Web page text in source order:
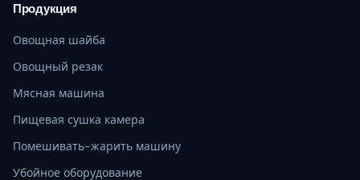
Продукция
Овощная шайба
Овощный резак
Мясная машина
Пищевая сушка камера
Помешивать-жарить машину
Убойное оборудование